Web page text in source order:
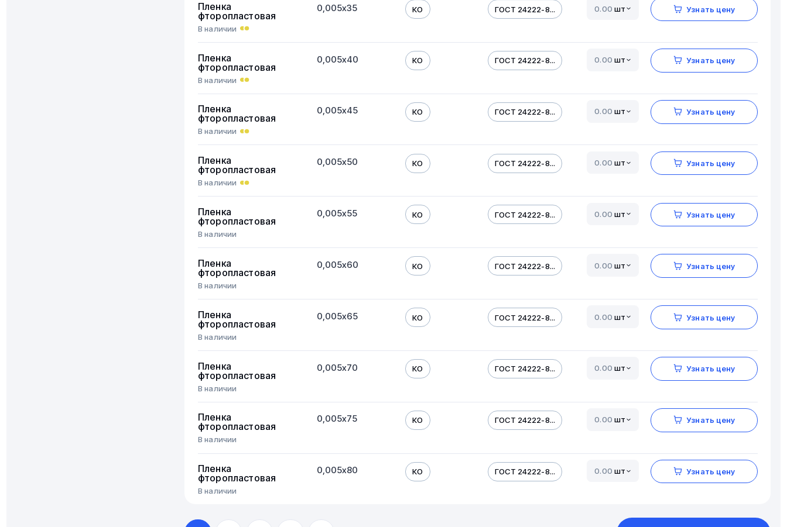
Пленка
фторопластовая
В наличии
0,005х35 КО ГОСТ 24222-8... шт Узнать цену
Пленка
фторопластовая
В наличии
0,005х40 КО ГОСТ 24222-8... шт Узнать цену
Пленка
фторопластовая
В наличии
0,005х45 КО ГОСТ 24222-8... шт Узнать цену
Пленка
фторопластовая
В наличии
0,005х50 КО ГОСТ 24222-8... шт Узнать цену
Пленка
фторопластовая
В наличии
0,005х55 КО ГОСТ 24222-8... шт Узнать цену
Пленка
фторопластовая
В наличии
0,005х60 КО ГОСТ 24222-8... шт Узнать цену
Пленка
фторопластовая
В наличии
0,005х65 КО ГОСТ 24222-8... шт Узнать цену
Пленка
фторопластовая
В наличии
0,005х70 КО ГОСТ 24222-8... шт Узнать цену
Пленка
фторопластовая
В наличии
0,005х75 КО ГОСТ 24222-8... шт Узнать цену
Пленка
фторопластовая
В наличии
0,005х80 КО ГОСТ 24222-8... шт Узнать цену